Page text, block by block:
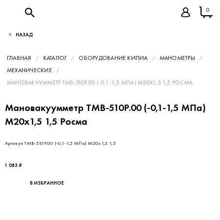
0
ГЛАВНАЯ КАТАЛОГ ОБОРУДОВАНИЕ КИПИА
МАНОМЕТРЫ
МЕХАНИЧЕСКИЕ
МАНОВАКУУММЕТР ТМВ-510Р.00 (-0,1-1,5 МПА) М20Х1,5 1,5 РОСМА
Мановакуумметр ТМВ-510Р.00 (-0,1-1,5 МПа)
М20х1,5 1,5 Росма
Артикул ТМВ-510Р.00 (-0,1-1,5 МПа) М20х1,5 1,5
1 083 ₽
В ИЗБРАННОЕ
НАЗАД